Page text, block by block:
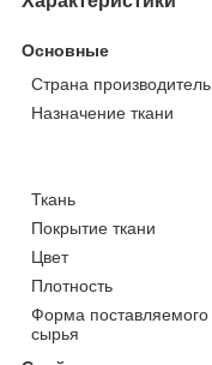
Основные
Страна производитель
Назначение ткани
Ткань
Покрытие ткани
Цвет
Плотность
Форма поставляемого
сырья